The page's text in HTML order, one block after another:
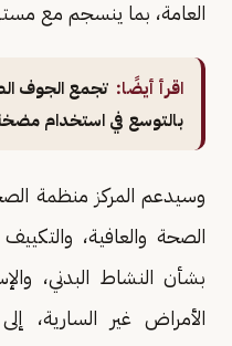
العامة، بما ينسجم مع
اقرأ أيضًا: تجمع الجوف
بالتوسع في استخدام مضخة
وسيدعم المركز منظمة
الصحة والعافية،
بشأن النشاط البدني،
الأمراض غير السارية،